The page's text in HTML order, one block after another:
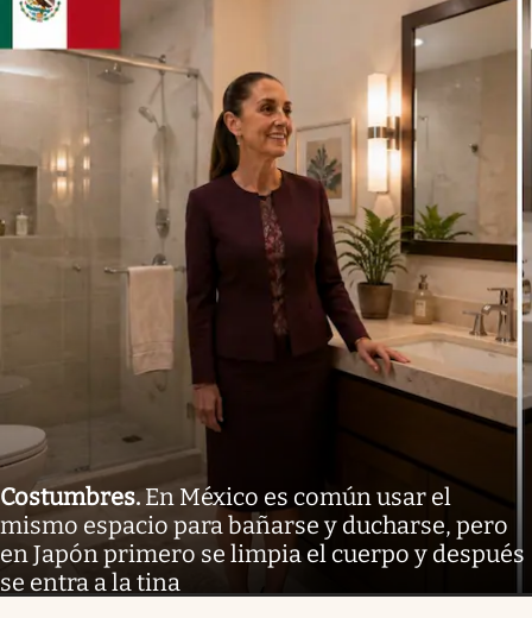
Costumbres.En México es común usar el
mismo espacio para bañarse y ducharse, pero
en Japón primero se limpia el cuerpo y después
se entra a la tina